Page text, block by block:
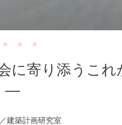
寄り添うこれ
―
建築計画研究室